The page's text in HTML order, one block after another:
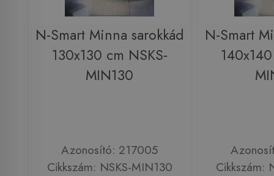
N-Smart Minna sarokkád
130x130 cm NSKS-
MIN130
Azonosító: 217005
Cikkszám: NSKS-MIN130
N-Smart
Cikkszám: